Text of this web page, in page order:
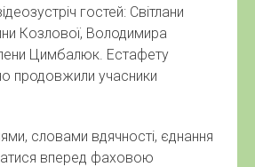
гостей: Світлани
Козлової, Володимира
Цимбалюк. Естафету
продовжили учасники
словами вдячності, єднання
вперед фаховою